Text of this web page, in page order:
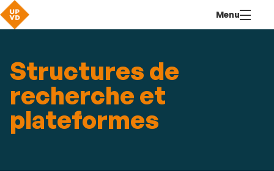
contenu
Menu
Structures de
recherche et
plateformes